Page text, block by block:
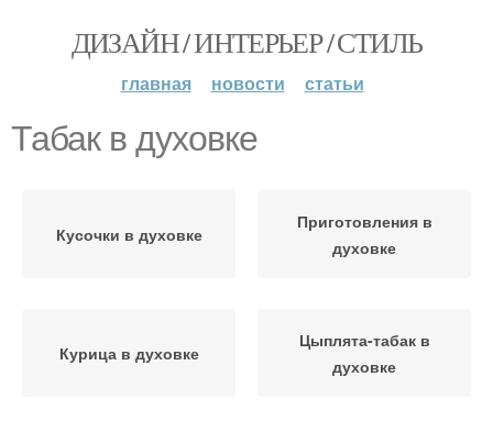
ДИЗАЙН / ИНТЕРЬЕР / СТИЛЬ
главная новости статьи
Табак в духовке
Кусочки в духовке
Приготовления в
духовке
Курица в духовке
Цыплята-табак в
духовке